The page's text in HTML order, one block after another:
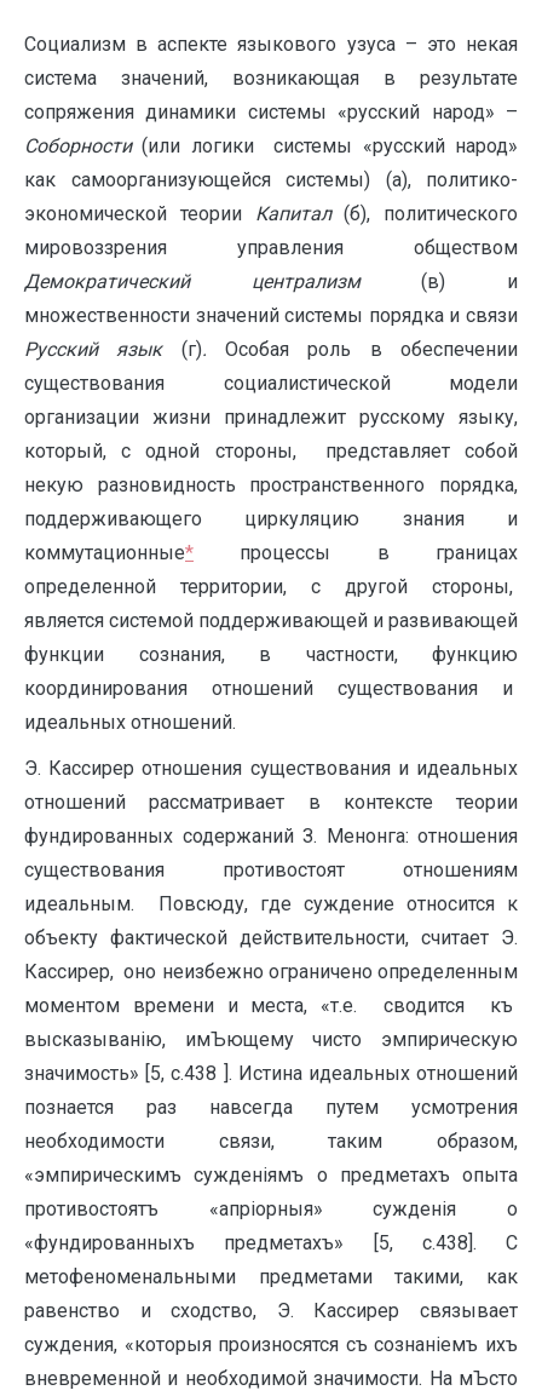
Социализм в аспекте языкового узуса – это некая
система значений, возникающая в результате
сопряжения динамики системы «русский народ» –
Соборности(или логики системы «русский народ»
как самоорганизующейся системы) (а), политико-
экономической теории Капитал(б), политического
мировоззрения управления обществом
Демократический централизм(в) и
множественности значений системы порядка и связи
Русский язык(г).Особая роль в обеспечении
существования социалистической модели
организации жизни принадлежит русскому языку,
который, с одной стороны, представляет собой
некую разновидность пространственного порядка,
поддерживающего циркуляцию знания и
коммутационные* процессы в границах
определенной территории, с другой стороны,
является системой поддерживающей и развивающей
функции сознания, в частности, функцию
координирования отношений существования и
идеальных отношений.
Э. Кассирер отношения существования и идеальных
отношений рассматривает в контексте теории
фундированных содержаний З. Менонга: отношения
существования противостоят отношениям
идеальным. Повсюду, где суждение относится к
объекту фактической действительности, считает Э.
Кассирер, оно неизбежно ограничено определенным
моментом времени и места, «т.е. сводится къ
высказыванiю, имЪющему чисто эмпирическую
значимость» [5, с.438 ]. Истина идеальных отношений
познается раз навсегда путем усмотрения
необходимости связи, таким образом,
«эмпирическимъ сужденiямъ о предметахъ опыта
противостоятъ «апрiорныя» сужденiя о
«фундированныхъ предметахъ» [5, с.438]. С
метофеноменальными предметами такими, как
равенство и сходство, Э. Кассирер связывает
суждения, «которыя произносятся съ сознанiемъ ихъ
вневременной и необходимой значимости. На мЪсто